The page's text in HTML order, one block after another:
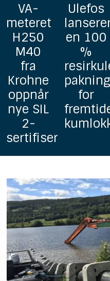
Ny
personløfter
for
arbeid i
kum
Ny
digital
løsning
skal
gjøre
av VA-
anlegg
enklere